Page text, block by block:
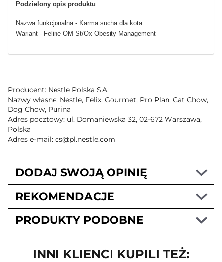
Podzielony opis produktu
Nazwa funkcjonalna - Karma sucha dla kota
Wariant - Feline OM St/Ox Obesity Management
Producent: Nestle Polska S.A.
Nazwy własne: Nestle, Felix, Gourmet, Pro Plan, Cat Chow,
Dog Chow, Purina
Adres pocztowy: ul. Domaniewska 32, 02-672 Warszawa,
Polska
Adres e-mail: cs@pl.nestle.com
DODAJ SWOJĄ OPINIĘ
REKOMENDACJE
PRODUKTY PODOBNE
INNI KLIENCI KUPILI TEŻ: